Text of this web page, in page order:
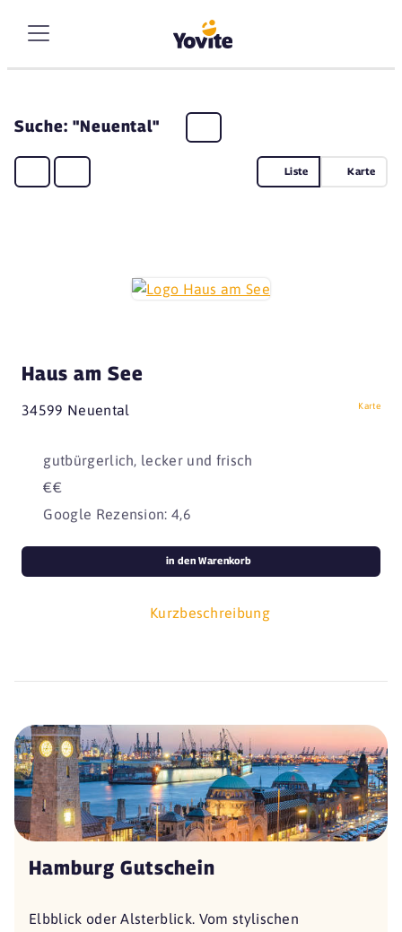
Suche: "Neuental"
Liste Karte
Haus am See
34599 Neuental Karte
gutbürgerlich, lecker und frisch
€€
Google Rezension: 4,6
Kurzbeschreibung
in den Warenkorb
Hamburg Gutschein
Elbblick oder Alsterblick. Vom stylischen